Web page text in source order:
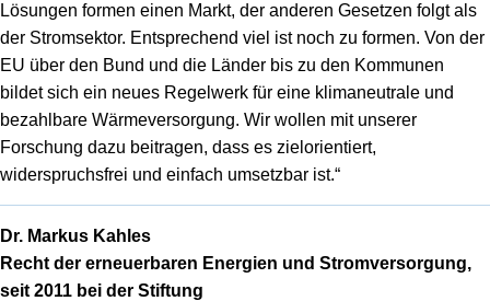
Lösungen formen einen Markt, der anderen Gesetzen folgt als
der Stromsektor. Entsprechend viel ist noch zu formen. Von der
EU über den Bund und die Länder bis zu den Kommunen
bildet sich ein neues Regelwerk für eine klimaneutrale und
bezahlbare Wärmeversorgung. Wir wollen mit unserer
Forschung dazu beitragen, dass es zielorientiert,
widerspruchsfrei und einfach umsetzbar ist.“
Dr. Markus Kahles
Recht der erneuerbaren Energien und Stromversorgung,
seit 2011 bei der Stiftung